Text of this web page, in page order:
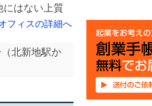
にはない上質
フィスの詳細へ
北新地駅か